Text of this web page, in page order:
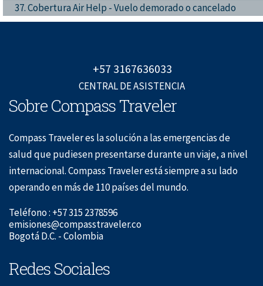
37. Cobertura Air Help - Vuelo demorado o cancelado
+57 3167636033
CENTRAL DE ASISTENCIA
Sobre Compass Traveler
Compass Traveler es la solución a las emergencias de
salud que pudiesen presentarse durante un viaje, a nivel
internacional. Compass Traveler está siempre a su lado
operando en más de 110 países del mundo.
Teléfono : +57 315 2378596
emisiones@compasstraveler.co
Bogotá D.C. - Colombia
Redes Sociales